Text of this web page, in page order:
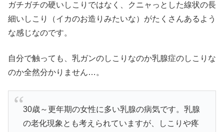
ガチガチの硬いしこりではなく、クニャっとした線状の長
細いしこり（イカのお造りみたいな）がたくさんあるよう
な感じなのです。
自分で触っても、乳ガンのしこりなのか乳腺症のしこりな
のか全然分かりません…。
30歳～更年期の女性に多い乳腺の病気です。乳腺
の老化現象とも考えられていますが、しこりや疼